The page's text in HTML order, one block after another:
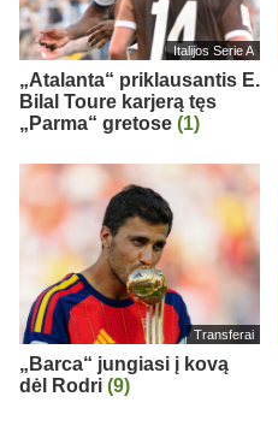
Italijos Serie A
„Atalanta“ priklausantis E.
Bilal Toure karjerą tęs
„Parma“ gretose (1)
Transferai
„Barca“ jungiasi į kovą
dėl Rodri (9)